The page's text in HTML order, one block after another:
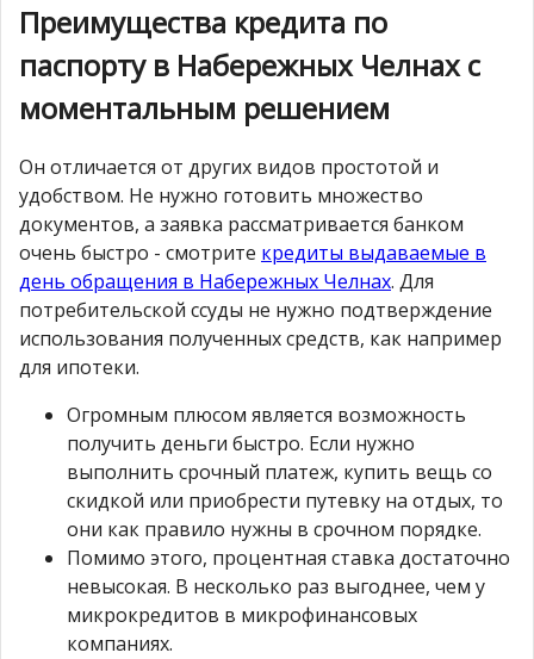
Преимущества кредита по
паспорту в Набережных Челнах с
моментальным решением
Он отличается от других видов простотой и
удобством. Не нужно готовить множество
документов, а заявка рассматривается банком
очень быстро - смотрите кредиты выдаваемые в
день обращения в Набережных Челнах. Для
потребительской ссуды не нужно подтверждение
использования полученных средств, как например
для ипотеки.
Огромным плюсом является возможность
получить деньги быстро. Если нужно
выполнить срочный платеж, купить вещь со
скидкой или приобрести путевку на отдых, то
они как правило нужны в срочном порядке.
Помимо этого, процентная ставка достаточно
невысокая. В несколько раз выгоднее, чем у
микрокредитов в микрофинансовых
компаниях.